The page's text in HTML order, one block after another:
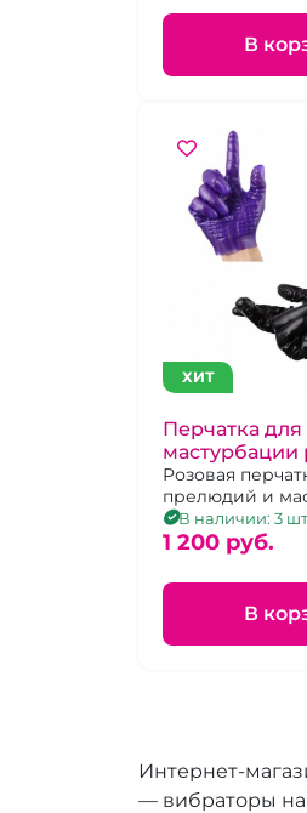
В
ХИТ
Перчатка для
мастурбации
красная
Розовая
прелюдий и
В наличии: 3
1 200 pуб.
В
Интернет-
— вибраторы